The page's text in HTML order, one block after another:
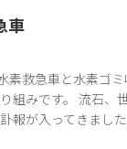
車
素救急車と水素ゴミ
組みです。 流石、
報が入ってきました